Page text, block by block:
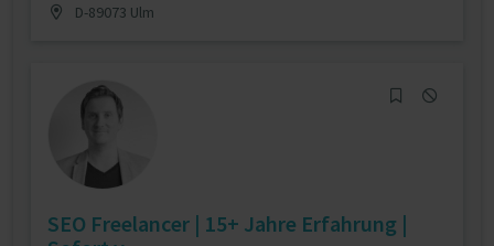
D-89073 Ulm
SEO Freelancer | 15+ Jahre Erfahrung |